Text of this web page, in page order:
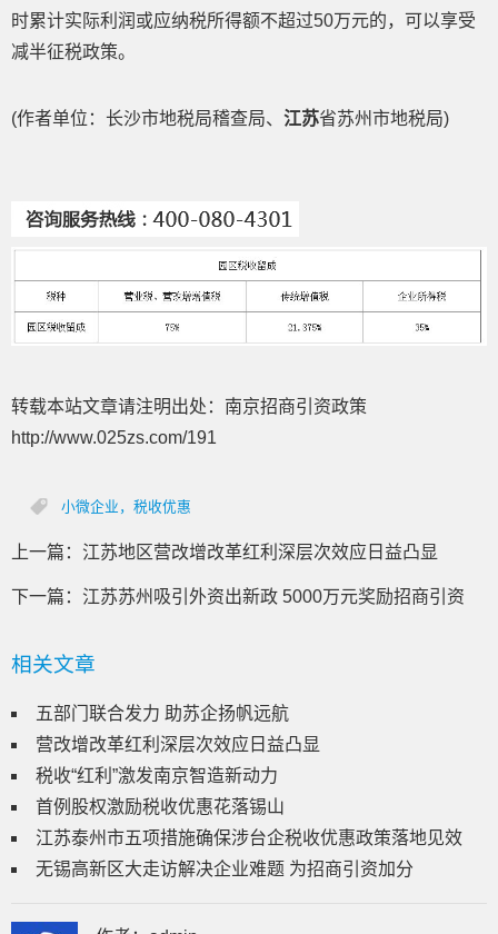
时累计实际利润或应纳税所得额不超过50万元的，可以享受
减半征税政策。
(作者单位：长沙市地税局稽查局、 江苏省苏州市地税局)
转载本站文章请注明出处：南京招商引资政策
http://www.025zs.com/191
小微企业，税收优惠
上一篇： 江苏地区营改增改革红利深层次效应日益凸显
下一篇： 江苏苏州吸引外资出新政 5000万元奖励招商引资
相关文章
五部门联合发力 助苏企扬帆远航
营改增改革红利深层次效应日益凸显
税收“红利”激发南京智造新动力
首例股权激励税收优惠花落锡山
江苏泰州市五项措施确保涉台企税收优惠政策落地见效
无锡高新区大走访解决企业难题 为招商引资加分